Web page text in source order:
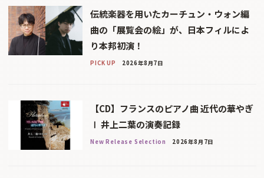
伝統楽器を用いたカーチュン・ウォン編
曲の「展覧会の絵」が、日本フィルによ
り本邦初演！
PICK UP 2026年8月7日
【CD】フランスのピアノ曲 近代の華やぎ
Ⅰ 井上二葉の演奏記録
New Release Selection 2026年8月7日